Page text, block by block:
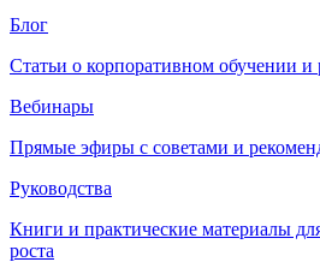
Блог
Статьи о корпоративном обучении и
Вебинары
Прямые эфиры с советами и
Руководства
Книги и практические материалы
роста